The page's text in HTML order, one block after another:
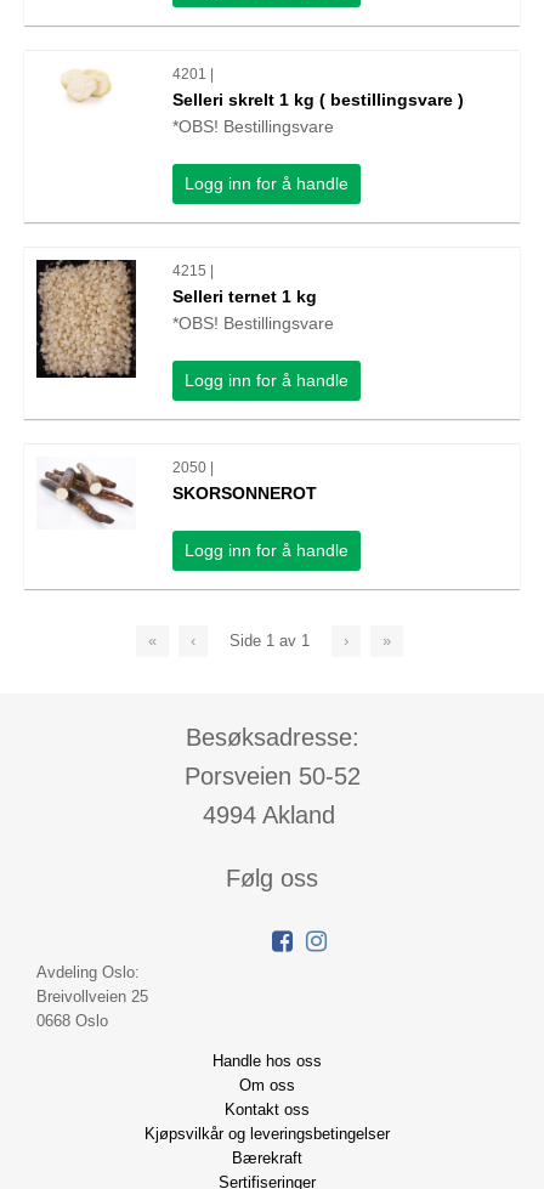
4201 |
Selleri skrelt 1 kg ( bestillingsvare )
*OBS! Bestillingsvare
Logg inn for å handle
4215 |
Selleri ternet 1 kg
*OBS! Bestillingsvare
Logg inn for å handle
2050 |
SKORSONNEROT
Logg inn for å handle
« ‹ Side 1 av 1 › »
Besøksadresse:
Porsveien 50-52
4994 Akland
Følg oss
Avdeling Oslo:
Breivollveien 25
0668 Oslo
Handle hos oss
Om oss
Kontakt oss
Kjøpsvilkår og leveringsbetingelser
Bærekraft
Sertifiseringer